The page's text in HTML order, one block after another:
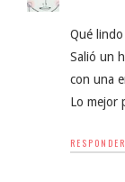
Qué
Salió un
con una
Lo mejor
RESPONDER